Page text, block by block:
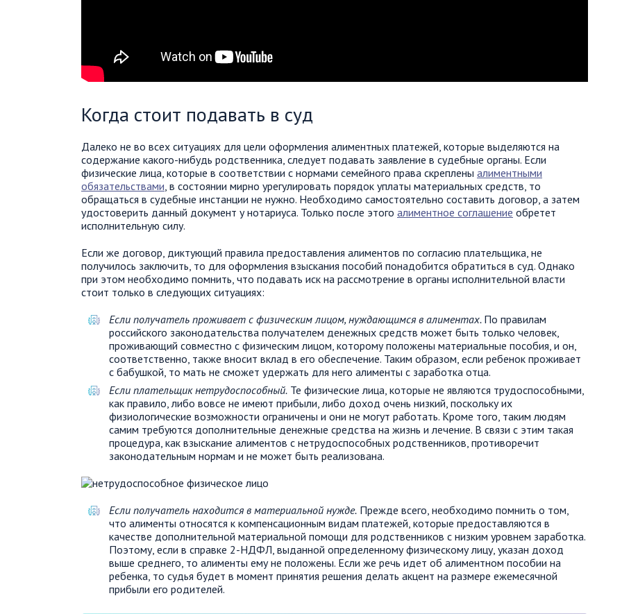
Когда стоит подавать в суд
Далеко не во всех ситуациях для цели оформления алиментных платежей, которые выделяются на
содержание какого-нибудь родственника, следует подавать заявление в судебные органы. Если
физические лица, которые в соответствии с нормами семейного права скреплены алиментными
обязательствами , в состоянии мирно урегулировать порядок уплаты материальных средств, то
обращаться в судебные инстанции не нужно. Необходимо самостоятельно составить договор, а затем
удостоверить данный документ у нотариуса. Только после этого алиментное соглашение обретет
исполнительную силу.
Если же договор, диктующий правила предоставления алиментов по согласию плательщика, не
получилось заключить, то для оформления взыскания пособий понадобится обратиться в суд. Однако
при этом необходимо помнить, что подавать иск на рассмотрение в органы исполнительной власти
стоит только в следующих ситуациях:
Если получатель проживает с физическим лицом, нуждающимся в алиментах. По правилам
российского законодательства получателем денежных средств может быть только человек,
проживающий совместно с физическим лицом, которому положены материальные пособия, и он,
соответственно, также вносит вклад в его обеспечение. Таким образом, если ребенок проживает
с бабушкой, то мать не сможет удержать для него алименты с заработка отца.
Если плательщик нетрудоспособный. Те физические лица, которые не являются трудоспособными,
как правило, либо вовсе не имеют прибыли, либо доход очень низкий, поскольку их
физиологические возможности ограничены и они не могут работать. Кроме того, таким людям
самим требуются дополнительные денежные средства на жизнь и лечение. В связи с этим такая
процедура, как взыскание алиментов с нетрудоспособных родственников, противоречит
законодательным нормам и не может быть реализована.
Если получатель находится в материальной нужде. Прежде всего, необходимо помнить о том,
что алименты относятся к компенсационным видам платежей, которые предоставляются в
качестве дополнительной материальной помощи для родственников с низким уровнем заработка.
Поэтому, если в справке 2-НДФЛ, выданной определенному физическому лицу, указан доход
выше среднего, то алименты ему не положены. Если же речь идет об алиментном пособии на
ребенка, то судья будет в момент принятия решения делать акцент на размере ежемесячной
прибыли его родителей.